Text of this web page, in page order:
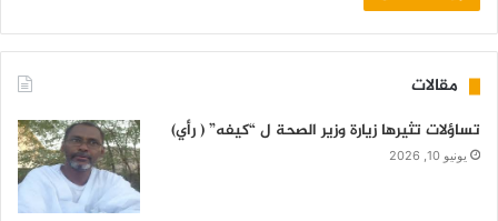
مقالات
تساؤلات تثيرها زيارة وزير الصحة ل “كيفه” ( رأي)
يونيو 10, 2026